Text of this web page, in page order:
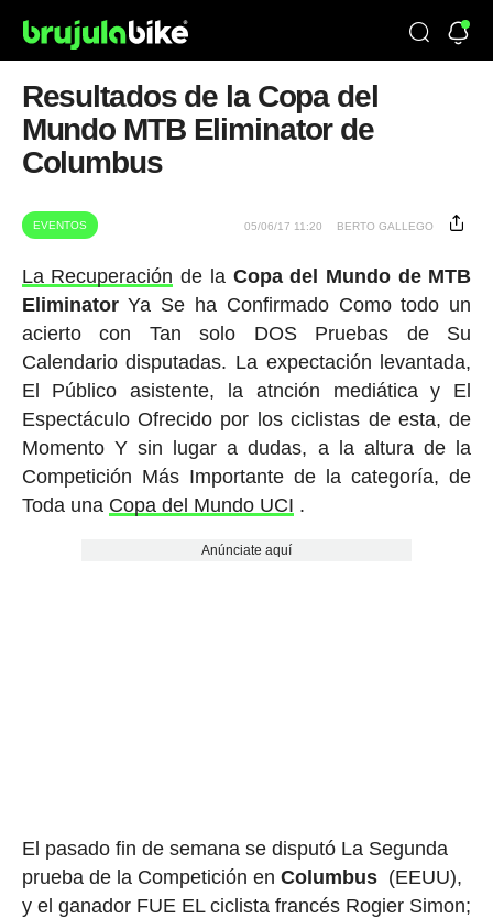
Resultados de la Copa del
Mundo MTB Eliminator de
Columbus
EVENTOS 05/06/17 11:20 BERTO GALLEGO
La Recuperación de la Copa del Mundo de MTB
EliminatorYa Se ha Confirmado Como todo un
acierto con Tan solo DOS Pruebas de Su
Calendario disputadas. La expectación levantada,
El Público asistente, la atnción mediática y El
Espectáculo Ofrecido por los ciclistas de esta, de
Momento Y sin lugar a dudas, a la altura de la
Competición Más Importante de la categoría, de
Toda una Copa del Mundo UCI .
Anúnciate aquí
El pasado fin de semana se disputó La Segunda
prueba de la Competición en Columbus(EEUU),
y el ganador FUE EL ciclista francés Rogier Simon;